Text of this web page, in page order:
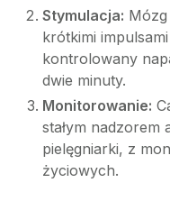
Stymulacja:
krótkimi
kontrolowany
dwie minuty.
Monitorowanie:
stałym nadzorem
pielęgniarki, z
życiowych.